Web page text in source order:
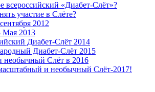
всероссийский «Диабет-Слёт»?
участие в Слёте?
2012
Мая 2013
Диабет-Слёт 2014
Диабет-Слёт 2015
Слёт в 2016
и необычный Слёт-2017!